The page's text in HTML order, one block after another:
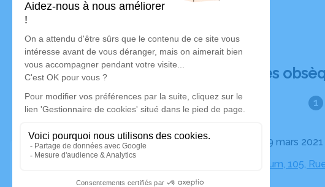
Déroulé des
Le lundi 29 mars
Crématorium, 105,